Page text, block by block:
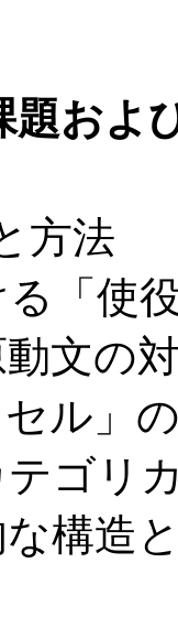
およ
方法
「使
文の
ル」
ゴリ
構造